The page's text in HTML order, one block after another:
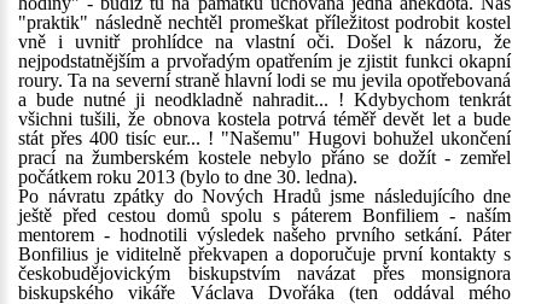
"praktik" následně nechtěl promeškat příležitost podrobit kostel
vně i uvnitř prohlídce na vlastní oči. Došel k názoru, že
nejpodstatnějším a prvořadým opatřením je zjistit funkci okapní
roury. Ta na severní straně hlavní lodi se mu jevila opotřebovaná
a bude nutné ji neodkladně nahradit... ! Kdybychom tenkrát
všichni tušili, že obnova kostela potrvá téměř devět let a bude
stát přes 400 tisíc eur... ! "Našemu" Hugovi bohužel ukončení
prací na žumberském kostele nebylo přáno se dožít - zemřel
počátkem roku 2013 (bylo to dne 30. ledna).
Po návratu zpátky do Nových Hradů jsme následujícího dne
ještě před cestou domů spolu s páterem Bonfiliem - naším
mentorem - hodnotili výsledek našeho prvního setkání. Páter
Bonfilius je viditelně překvapen a doporučuje první kontakty s
českobudějovickým biskupstvím navázat přes monsignora
biskupského vikáře Václava Dvořáka (ten oddával mého